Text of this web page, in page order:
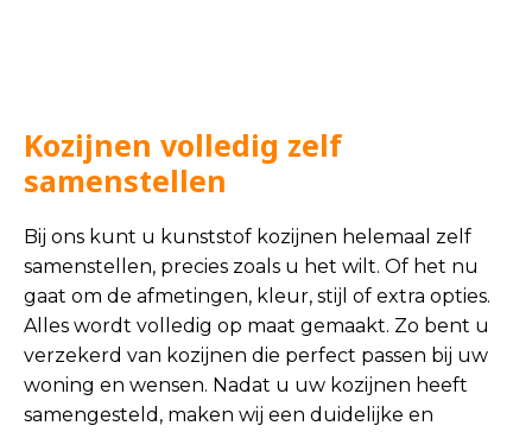
Kozijnen volledig zelf
samenstellen
Bij ons kunt u kunststof kozijnen helemaal zelf
samenstellen, precies zoals u het wilt. Of het nu
gaat om de afmetingen, kleur, stijl of extra opties.
Alles wordt volledig op maat gemaakt. Zo bent u
verzekerd van kozijnen die perfect passen bij uw
woning en wensen. Nadat u uw kozijnen heeft
samengesteld, maken wij een duidelijke en